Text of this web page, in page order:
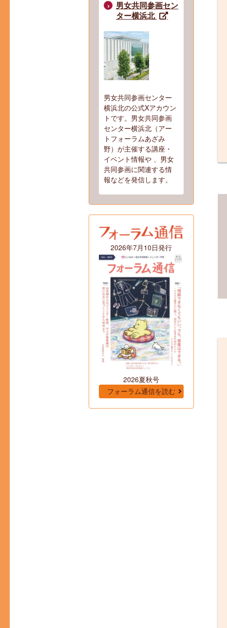
男女共同参画セン
ター横浜北
男女共同参画センター
横浜北の公式Xアカウン
トです。男女共同参画
センター横浜北（アー
トフォーラムあざみ
野）が主催する講座・
イベント情報や 、男女
共同参画に関連する情
報などを発信します。
2026年7月10日発行
2026夏秋号
フォーラム通信を読む